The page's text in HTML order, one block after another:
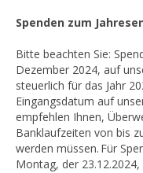
Spenden zum
Bitte beachten Sie:
Dezember 2024, auf
steuerlich für das Jahr
Eingangsdatum auf
empfehlen Ihnen,
Banklaufzeiten von bis
werden müssen. Für
Montag, der